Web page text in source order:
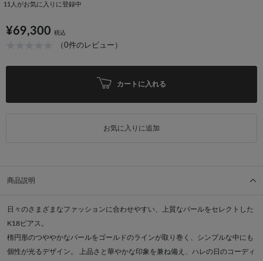
11 人がお気に入りに登録中
¥69,300 税込
（0件のレビュー）
カートに入れる
お気に入りに追加
商品説明
日々のさまざまなファッションに合わせやすい、上質なパールをセレクトした
K18ピアス。
楕円形のつややかなパールをゴールドのラインが取り巻く、シンプルな中にも
個性が光るデザイン。 上品さと華やかな印象を兼ね備え、ハレの日のコーディ